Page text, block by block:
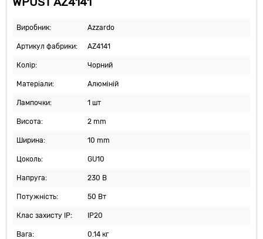
Виробник: Azzardo
Артикул фабрики: AZ4141
Колір: Чорний
Матеріали: Алюміній
Лампочки: 1 шт
Висота: 2 mm
Ширина: 10 mm
Цоколь: GU10
Напруга: 230 В
Потужність: 50 Вт
Клас захисту IP: IP20
Вага: 0.14 кг